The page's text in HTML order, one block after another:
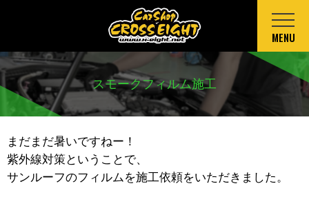
MENU
スモークフィルム施工
まだまだ暑いですねー！
紫外線対策ということで、
サンルーフのフィルムを施工依頼をいただきました。